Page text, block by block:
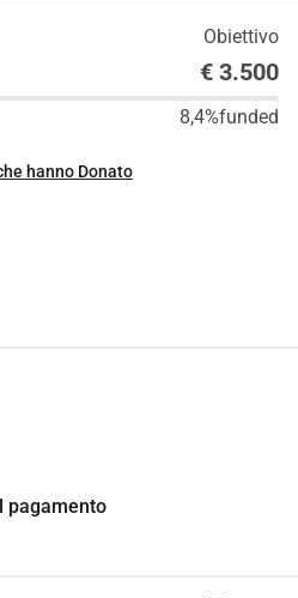
Obiettivo
€ 3.500
8,4%funded
hanno Donato
pagamento